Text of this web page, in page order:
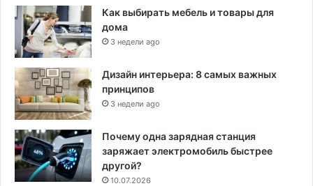
Как выбирать мебель и товары для
дома
3 недели ago
Дизайн интерьера: 8 самых важных
принципов
3 недели ago
Почему одна зарядная станция
заряжает электромобиль быстрее
другой?
10.07.2026